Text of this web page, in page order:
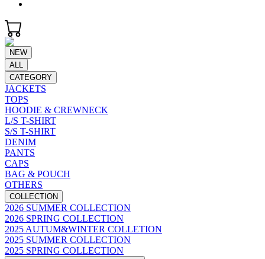
NEW
ALL
CATEGORY
JACKETS
TOPS
HOODIE & CREWNECK
L/S T-SHIRT
S/S T-SHIRT
DENIM
PANTS
CAPS
BAG & POUCH
OTHERS
COLLECTION
2026 SUMMER COLLECTION
2026 SPRING COLLECTION
2025 AUTUM&WINTER COLLETION
2025 SUMMER COLLECTION
2025 SPRING COLLECTION